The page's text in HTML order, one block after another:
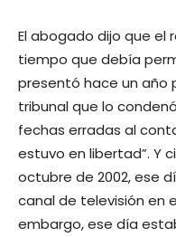
El abogado dijo que
tiempo que debía
presentó hace un año
tribunal que lo
fechas erradas al
estuvo en libertad”. Y
octubre de 2002, ese
canal de televisión en
embargo, ese día